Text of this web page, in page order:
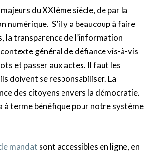
du XXIème siècle, de par la
numérique. S’il y a beaucoup à faire
la transparence de l’information
général de défiance vis-à-vis
et passer aux actes. Il faut les
doivent se responsabiliser. La
des citoyens envers la démocratie.
à terme bénéfique pour notre système
mandat sont accessibles en ligne, en